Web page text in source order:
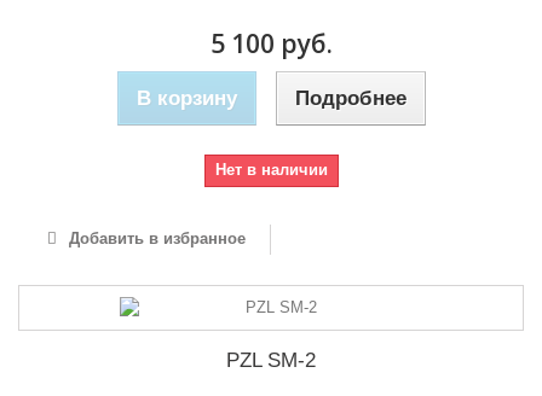
5 100 руб.
В корзину Подробнее
Нет в наличии
Добавить в избранное
PZL SM-2